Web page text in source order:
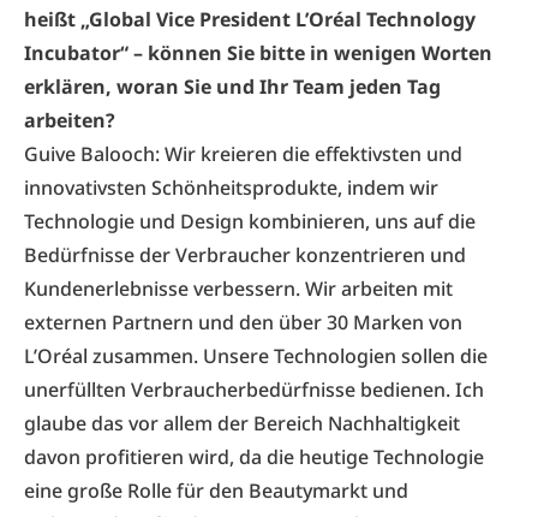
heißt „Global Vice President L’Oréal Technology
Incubator“ – können Sie bitte in wenigen Worten
erklären, woran Sie und Ihr Team jeden Tag
arbeiten?
Guive Balooch: Wir kreieren die effektivsten und
innovativsten Schönheitsprodukte, indem wir
Technologie und Design kombinieren, uns auf die
Bedürfnisse der Verbraucher konzentrieren und
Kundenerlebnisse verbessern. Wir arbeiten mit
externen Partnern und den über 30 Marken von
L’Oréal zusammen. Unsere Technologien sollen die
unerfüllten Verbraucherbedürfnisse bedienen. Ich
glaube das vor allem der Bereich Nachhaltigkeit
davon profitieren wird, da die heutige Technologie
eine große Rolle für den Beautymarkt und